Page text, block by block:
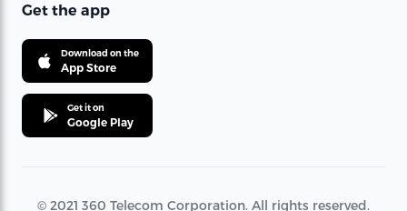
Get the app
Download on the
App Store
Get it on
Google Play
© 2021 360 Telecom Corporation. All rights reserved.